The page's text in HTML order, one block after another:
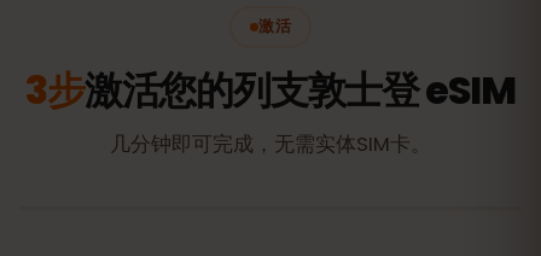
激活
3步激活您的列支敦士登 eSIM
几分钟即可完成，无需实体SIM卡。